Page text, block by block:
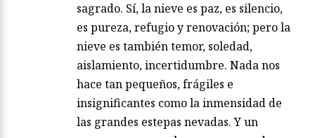
sagrado. Sí, la nieve es paz, es silencio,
es pureza, refugio y renovación; pero la
nieve es también temor, soledad,
aislamiento, incertidumbre. Nada nos
hace tan pequeños, frágiles e
insignificantes como la inmensidad de
las grandes estepas nevadas. Y un